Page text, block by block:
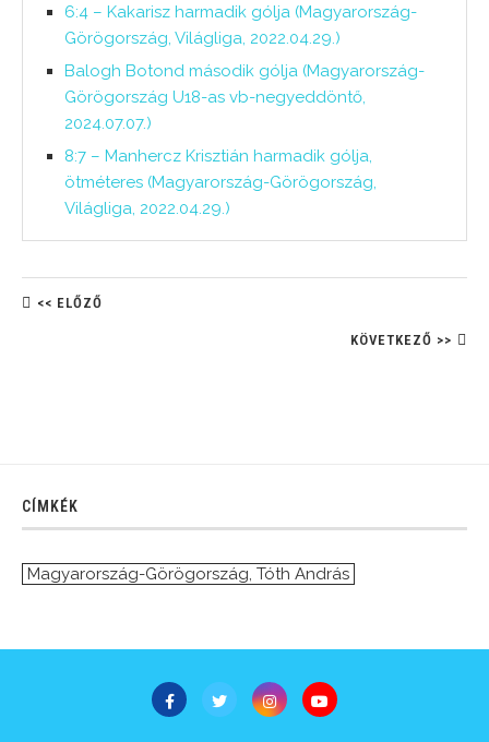
6:4 – Kakarisz harmadik gólja (Magyarország-
Görögország, Világliga, 2022.04.29.)
Balogh Botond második gólja (Magyarország-
Görögország U18-as vb-negyeddöntő,
2024.07.07.)
8:7 – Manhercz Krisztián harmadik gólja,
ötméteres (Magyarország-Görögország,
Világliga, 2022.04.29.)
<< ELŐZŐ
KÖVETKEZŐ >>
CÍMKÉK
Magyarország-Görögország Tóth András